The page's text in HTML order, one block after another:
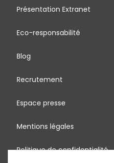
Présentation Extranet
Eco-responsabilité
Blog
Recrutement
Espace presse
Mentions légales
Politique de confidentialité